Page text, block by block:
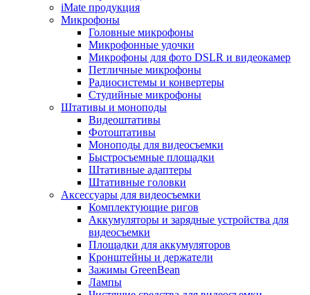
iMate продукция
Микрофоны
Головные микрофоны
Микрофонные удочки
Микрофоны для фото DSLR и видеокамер
Петличные микрофоны
Радиосистемы и конвертеры
Студийные микрофоны
Штативы и моноподы
Видеоштативы
Фотоштативы
Моноподы для видеосъемки
Быстросъемные площадки
Штативные адаптеры
Штативные головки
Аксессуары для видеосъемки
Комплектующие ригов
Аккумуляторы и зарядные устройства для
видеосъемки
Площадки для аккумуляторов
Кронштейны и держатели
Зажимы GreenBean
Лампы